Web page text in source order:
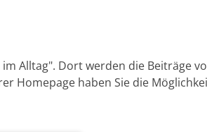
Alltag". Dort werden die Beiträge
haben Sie die